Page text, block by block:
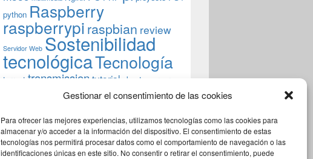
Gestionar el consentimiento de las cookies
Para ofrecer las mejores experiencias, utilizamos tecnologías como las cookies para
almacenar y/o acceder a la información del dispositivo. El consentimiento de estas
tecnologías nos permitirá procesar datos como el comportamiento de navegación o las
identificaciones únicas en este sitio. No consentir o retirar el consentimiento, puede
python Raspberry
raspberrypi raspbian review
Servidor Web Sostenibilidad
tecnológicaTecnología
torrent transmission tutorial ubuntu server
Windowswordpressxbmc